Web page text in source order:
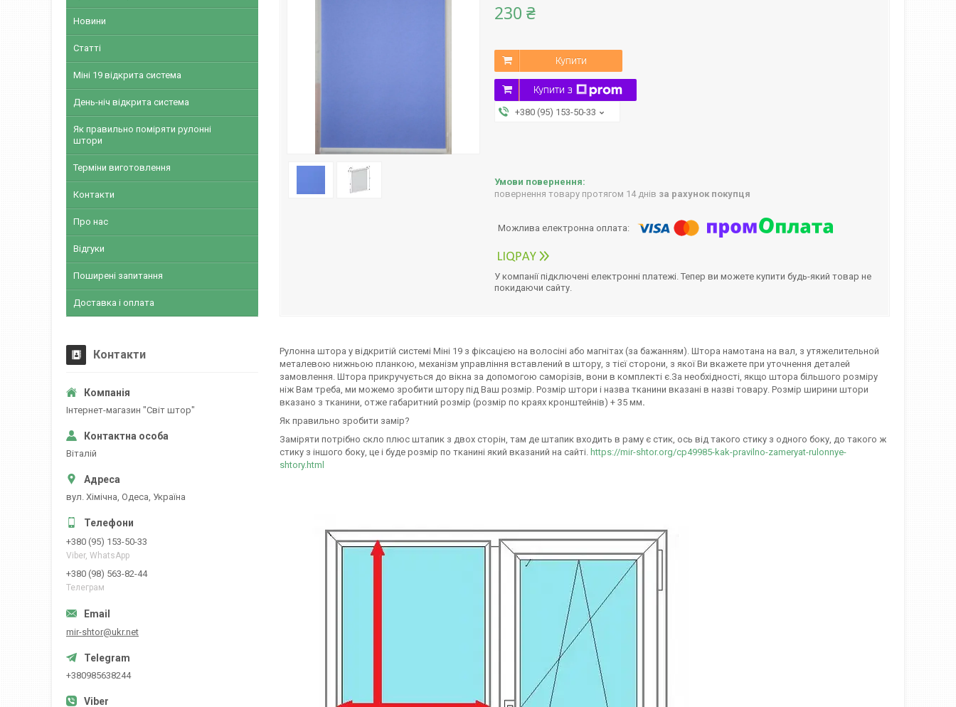
230 ₴
Купити
Купити з
+380 (95) 153-50-33
повернення товару протягом 14 днів за рахунок покупця
У компанії підключені електронні платежі. Тепер ви можете купити будь-який товар не
покидаючи сайту.
Рулонна штора у відкритій системі Міні 19 з фіксацією на волосіні або магнітах (за бажанням). Штора намотана на вал, з утяжелительной
металевою нижньою планкою, механізм управління вставлений в штору, з тієї сторони, з якої Ви вкажете при уточнення деталей
замовлення. Штора прикручується до вікна за допомогою саморізів, вони в комплекті є.За необхідності, якщо штора більшого розміру
ніж Вам треба, ми можемо зробити штору під Ваш розмір. Розмір штори і назва тканини вказані в назві товару. Розмір ширини штори
вказано з тканини, отже габаритний розмір (розмір по краях кронштейнів) + 35 мм.
Як правильно зробити замір?
Заміряти потрібно скло плюс штапик з двох сторін, там де штапик входить в раму є стик, ось від такого стику з одного боку, до такого ж
стику з іншого боку, це і буде розмір по тканині який вказаний на сайті. https://mir-shtor.org/cp49985-kak-pravilno-zameryat-rulonnye-
shtory.html
Новини
Статті
Міні 19 відкрита система
День-ніч відкрита система
Як правильно поміряти рулонні
штори
Терміни виготовлення
Контакти
Про нас
Відгуки
Поширені запитання
Доставка і оплата
Контакти
Iнтернет-магазин "Свiт штор"
Вiталiй
вул. Хiмiчна, Одеса, Україна
+380 (95) 153-50-33
Viber, WhatsApp
+380 (98) 563-82-44
Телеграм
mir-shtor@ukr.net
+380985638244